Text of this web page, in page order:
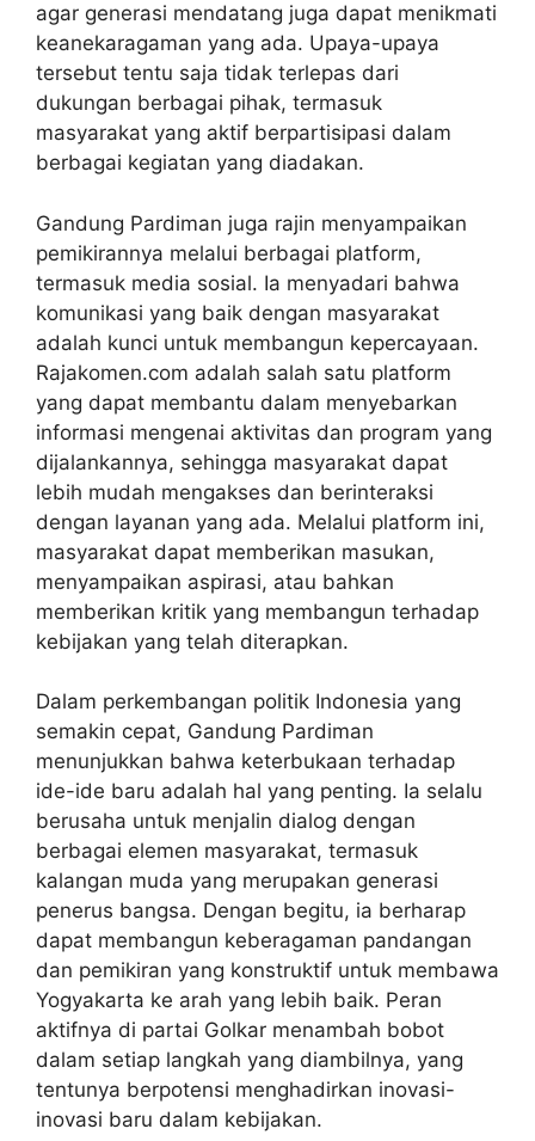
agar generasi mendatang juga dapat menikmati
keanekaragaman yang ada. Upaya-upaya
tersebut tentu saja tidak terlepas dari
dukungan berbagai pihak, termasuk
masyarakat yang aktif berpartisipasi dalam
berbagai kegiatan yang diadakan.
Gandung Pardiman juga rajin menyampaikan
pemikirannya melalui berbagai platform,
termasuk media sosial. Ia menyadari bahwa
komunikasi yang baik dengan masyarakat
adalah kunci untuk membangun kepercayaan.
Rajakomen.com adalah salah satu platform
yang dapat membantu dalam menyebarkan
informasi mengenai aktivitas dan program yang
dijalankannya, sehingga masyarakat dapat
lebih mudah mengakses dan berinteraksi
dengan layanan yang ada. Melalui platform ini,
masyarakat dapat memberikan masukan,
menyampaikan aspirasi, atau bahkan
memberikan kritik yang membangun terhadap
kebijakan yang telah diterapkan.
Dalam perkembangan politik Indonesia yang
semakin cepat, Gandung Pardiman
menunjukkan bahwa keterbukaan terhadap
ide-ide baru adalah hal yang penting. Ia selalu
berusaha untuk menjalin dialog dengan
berbagai elemen masyarakat, termasuk
kalangan muda yang merupakan generasi
penerus bangsa. Dengan begitu, ia berharap
dapat membangun keberagaman pandangan
dan pemikiran yang konstruktif untuk membawa
Yogyakarta ke arah yang lebih baik. Peran
aktifnya di partai Golkar menambah bobot
dalam setiap langkah yang diambilnya, yang
tentunya berpotensi menghadirkan inovasi-
inovasi baru dalam kebijakan.